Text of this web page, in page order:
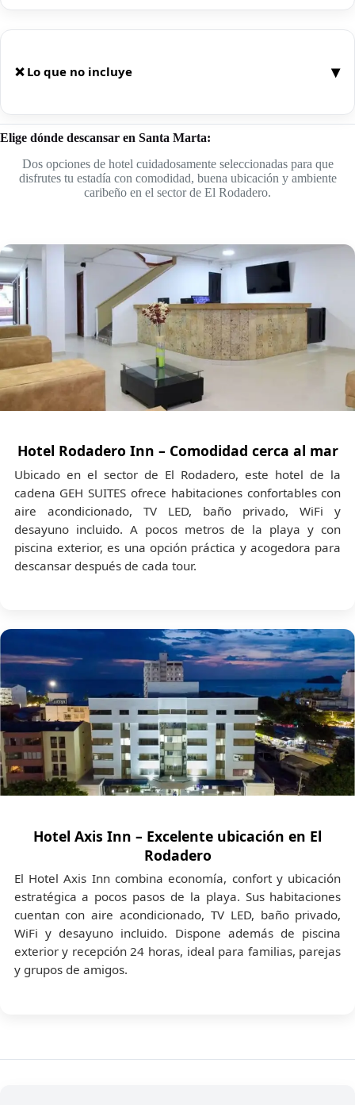
❌ Lo que no incluye ▾
Aunque este paquete ofrece una experiencia
completa y bien estructurada, es importante tener
presente los servicios que no están contemplados:
Vuelos internacionales:Los vuelos
tu origen, fechas y disponibilidad. Si lo deseas,
te asesoramos para conseguir la mejor
alternativa.
Alimentación no especificada:
Las cenas y almuerzos por fuera de las
actividades programadas no están incluidos.
El paquete solo incluye:
Desayuno y almuerzo en el tour de
Grande.
Almuerzo típico enBahía Concha –
Parque Tayrona.
City Tour en Chiva
no incluye
alimentación.
💼Gastos personales:
actividades.
Traslados no contemplados:Movilidad
adicional fuera del itinerario contratado,
como taxis para salidas por cuenta propia o
visitas espontáneas.
🎟️Actividades opcionales:Servicios no
especificados, como motos acuáticas, snorkel
extra, alquiler de kayaks, masajes,
experiencias adicionales o tours
📩 Si deseas personalizar tu viaje, agregar
experiencias o resolver dudas sobre los servicios
asesorarte cuando lo necesites.
Elige dónde descansar en Santa Marta:
Dos opciones de hotel cuidadosamente seleccionadas para que
disfrutes tu estadía con comodidad, buena ubicación y ambiente
caribeño en el sector de El Rodadero.
Hotel Rodadero Inn – Comodidad cerca al mar
Ubicado en el sector de El Rodadero, este hotel de la
cadena GEH SUITES ofrece habitaciones confortables con
aire acondicionado, TV LED, baño privado, WiFi y
desayuno incluido. A pocos metros de la playa y con
piscina exterior, es una opción práctica y acogedora para
descansar después de cada tour.
Hotel Axis Inn – Excelente ubicación en El
Rodadero
El Hotel Axis Inn combina economía, confort y ubicación
estratégica a pocos pasos de la playa. Sus habitaciones
cuentan con aire acondicionado, TV LED, baño privado,
WiFi y desayuno incluido. Dispone además de piscina
exterior y recepción 24 horas, ideal para familias, parejas
y grupos de amigos.